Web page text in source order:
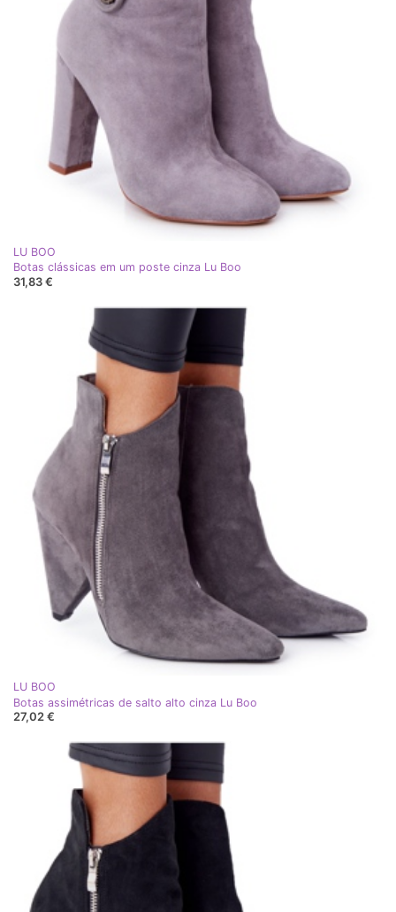
LU BOO
Botas clássicas em um poste cinza Lu Boo
31,83 €
LU BOO
Botas assimétricas de salto alto cinza Lu Boo
27,02 €